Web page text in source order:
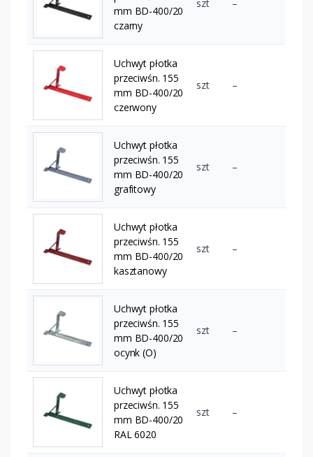
mm BD-400/20
czarny
szt –
Uchwyt płotka
przeciwśn. 155
mm BD-400/20
czerwony
szt –
Uchwyt płotka
przeciwśn. 155
mm BD-400/20
grafitowy
szt –
Uchwyt płotka
przeciwśn. 155
mm BD-400/20
kasztanowy
szt –
Uchwyt płotka
przeciwśn. 155
mm BD-400/20
ocynk (O)
szt –
Uchwyt płotka
przeciwśn. 155
mm BD-400/20
RAL 6020
szt –